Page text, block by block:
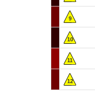
9
10
11
12